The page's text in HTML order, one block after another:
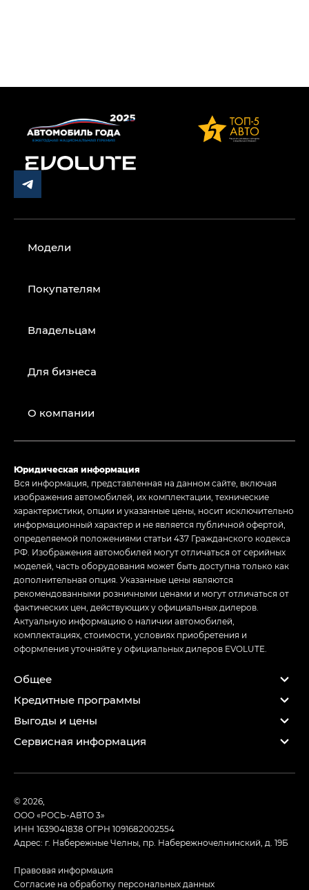
Модели
Покупателям
Владельцам
Для бизнеса
О компании
Юридическая информация
Вся информация, представленная на данном сайте, включая
изображения автомобилей, их комплектации, технические
характеристики, опции и указанные цены, носит исключительно
информационный характер и не является публичной офертой,
определяемой положениями статьи 437 Гражданского кодекса
РФ. Изображения автомобилей могут отличаться от серийных
моделей, часть оборудования может быть доступна только как
дополнительная опция. Указанные цены являются
рекомендованными розничными ценами и могут отличаться от
фактических цен, действующих у официальных дилеров.
Актуальную информацию о наличии автомобилей,
комплектациях, стоимости, условиях приобретения и
оформления уточняйте у официальных дилеров EVOLUTE.
Общее
Кредитные программы
Выгоды и цены
Сервисная информация
© 2026,
ООО «РОСЬ-АВТО 3»
ИНН 1639041838 ОГРН 1091682002554
Адрес: г. Набережные Челны, пр. Набережночелнинский, д. 19Б
Правовая информация
Согласие на обработку персональных данных